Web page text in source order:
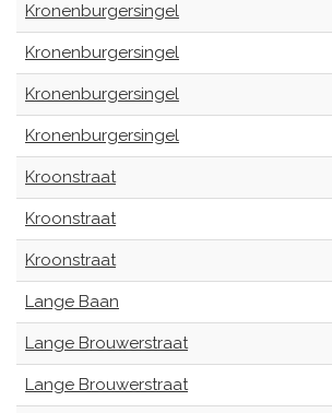
Kronenburgersingel
Kronenburgersingel
Kronenburgersingel
Kronenburgersingel
Kroonstraat
Kroonstraat
Kroonstraat
Lange Baan
Lange Brouwerstraat
Lange Brouwerstraat